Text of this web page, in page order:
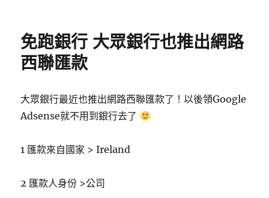
免跑銀行 大眾銀行也推出網路
西聯匯款
大眾銀行最近也推出網路西聯匯款了！以後領Google
Adsense就不用到銀行去了
1 匯款來自國家 > Ireland
2 匯款人身份 >公司